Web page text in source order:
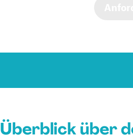
Überblick über